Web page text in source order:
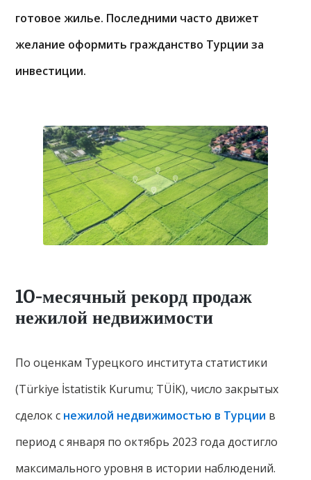
готовое жилье. Последними часто движет
желание оформить гражданство Турции за
инвестиции.
10-месячный рекорд продаж
нежилой недвижимости
По оценкам Турецкого института статистики
(Türkiye İstatistik Kurumu; TÜİK), число закрытых
сделок с нежилой недвижимостью в Турции в
период с января по октябрь 2023 года достигло
максимального уровня в истории наблюдений.